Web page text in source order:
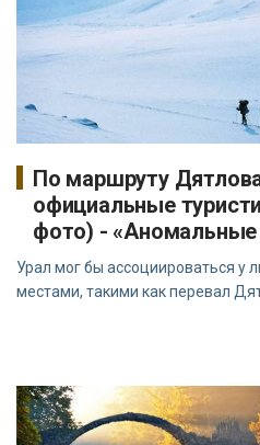
По маршруту
официальные
фото) -
Урал мог бы ассоциироваться у
местами, такими как перевал